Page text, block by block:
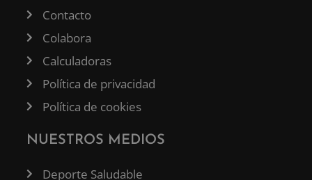
Contacto
Colabora
Calculadoras
Política de privacidad
Política de cookies
NUESTROS MEDIOS
Deporte Saludable